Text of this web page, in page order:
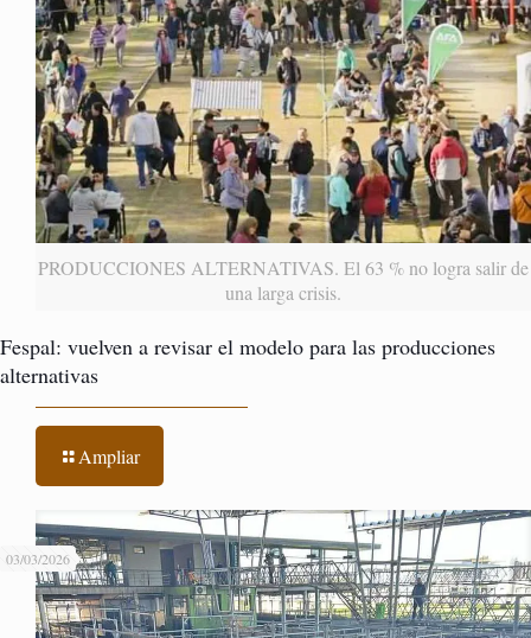
PRODUCCIONES ALTERNATIVAS. El 63 % no logra salir de
una larga crisis.
Fespal: vuelven a revisar el modelo para las producciones
alternativas
Ampliar
03/03/2026